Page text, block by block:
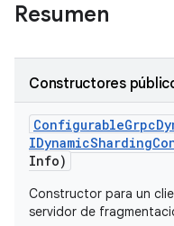
Resumen
Constructores
ConfigurableGrpc
IDynamicSharding
Info)
Constructor para un
servidor de